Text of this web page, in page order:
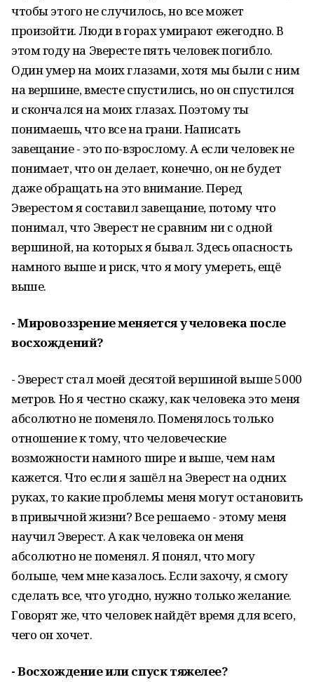
чтобы этого не случилось, но все может
произойти. Люди в горах умирают ежегодно. В
этом году на Эвересте пять человек погибло.
Один умер на моих глазами, хотя мы были с ним
на вершине, вместе спустились, но он спустился
и скончался на моих глазах. Поэтому ты
понимаешь, что все на грани. Написать
завещание - это по-взрослому. А если человек не
понимает, что он делает, конечно, он не будет
даже обращать на это внимание. Перед
Эверестом я составил завещание, потому что
понимал, что Эверест не сравним ни с одной
вершиной, на которых я бывал. Здесь опасность
намного выше и риск, что я могу умереть, ещё
выше.
- Мировоззрение меняется у человека после
восхождений?
- Эверест стал моей десятой вершиной выше 5000
метров. Но я честно скажу, как человека это меня
абсолютно не поменяло. Поменялось только
отношение к тому, что человеческие
возможности намного шире и выше, чем нам
кажется. Что если я зашёл на Эверест на одних
руках, то какие проблемы меня могут остановить
в привычной жизни? Все решаемо - этому меня
научил Эверест. А как человека он меня
абсолютно не поменял. Я понял, что могу
больше, чем мне казалось. Если захочу, я смогу
сделать все, что угодно, нужно только желание.
Говорят же, что человек найдёт время для всего,
чего он хочет.
- Восхождение или спуск тяжелее?